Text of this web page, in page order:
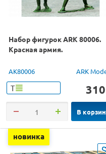
Набор фигурок ARK 80006.
Красная армия.
AK80006 ARK
Т 310
В
новинка